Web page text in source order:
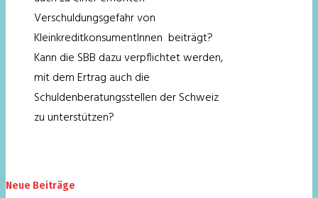
Verschuldungsgefahr von
KleinkreditkonsumentInnen beiträgt?
Kann die SBB dazu verpflichtet werden,
mit dem Ertrag auch die
Schuldenberatungsstellen der Schweiz
zu unterstützen?
Neue Beiträge